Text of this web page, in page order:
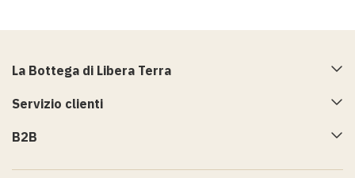
La Bottega di Libera Terra
Servizio clienti
B2B